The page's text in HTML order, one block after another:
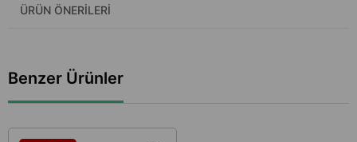
ÜRÜN ÖNERILERI
Benzer Ürünler